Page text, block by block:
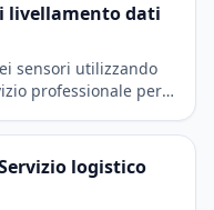
livellamento dati
sensori utilizzando
professionale per
logistico